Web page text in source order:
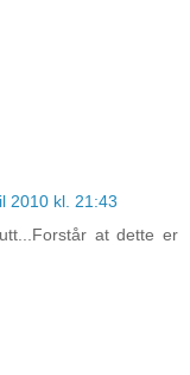
2010 kl. 21:43
at dette er